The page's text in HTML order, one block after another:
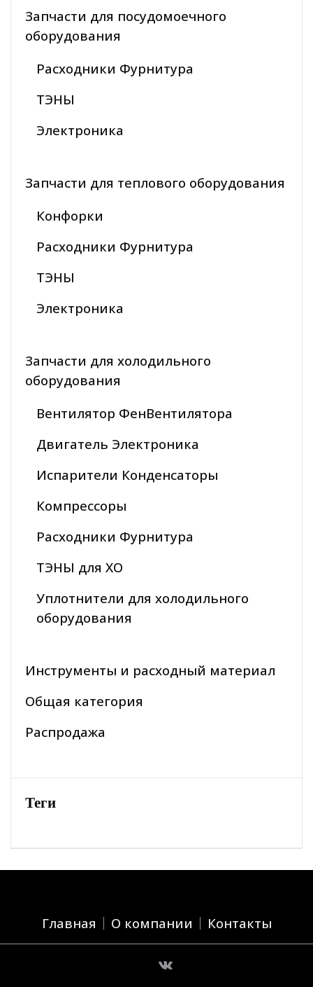
Запчасти для посудомоечного
оборудования
Расходники Фурнитура
ТЭНЫ
Электроника
Запчасти для теплового оборудования
Конфорки
Расходники Фурнитура
ТЭНЫ
Электроника
Запчасти для холодильного
оборудования
Вентилятор ФенВентилятора
Двигатель Электроника
Испарители Конденсаторы
Компрессоры
Расходники Фурнитура
ТЭНЫ для ХО
Уплотнители для холодильного
оборудования
Инструменты и расходный материал
Общая категория
Распродажа
Теги
Главная О компании Контакты